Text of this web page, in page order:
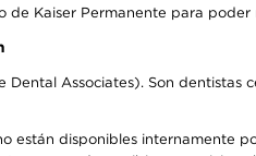
Kaiser Permanente para
Associates). Son
están disponibles